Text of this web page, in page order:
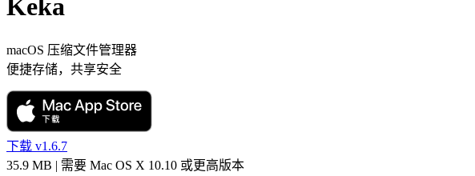
Keka
macOS 压缩文件管理器
便捷存储，共享安全
下载 v1.6.7
35.9 MB | 需要 Mac OS X 10.10 或更高版本